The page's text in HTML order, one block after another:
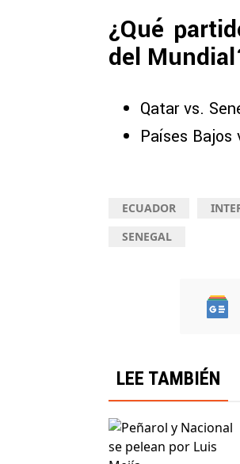
¿Qué
del
Qatar vs.
Países
ECUADOR
SENEGAL
LEE TAMBIÉN